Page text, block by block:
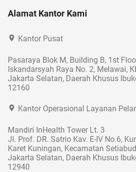
Alamat Kantor Kami
Kantor Pusat
Pasaraya Blok M, Building B, 1st
Iskandarsyah Raya No. 2, Melawai,
Jakarta Selatan, Daerah Khusus
12160
Kantor Operasional Layanan
Mandiri InHealth Tower Lt. 3
Jl. Prof. DR. Satrio Kav. E-IV No.6,
Karet Kuningan, Kecamatan
Jakarta Selatan, Daerah Khusus
12940